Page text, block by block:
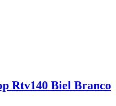
Rtv140 Biel Branco